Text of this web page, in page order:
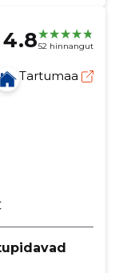
4.852 hinnangut
Tartumaa